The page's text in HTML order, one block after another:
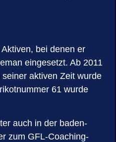
bei denen er
eingesetzt. Ab 2011
aktiven Zeit wurde
61 wurde
auch in der baden-
zum GFL-Coaching-